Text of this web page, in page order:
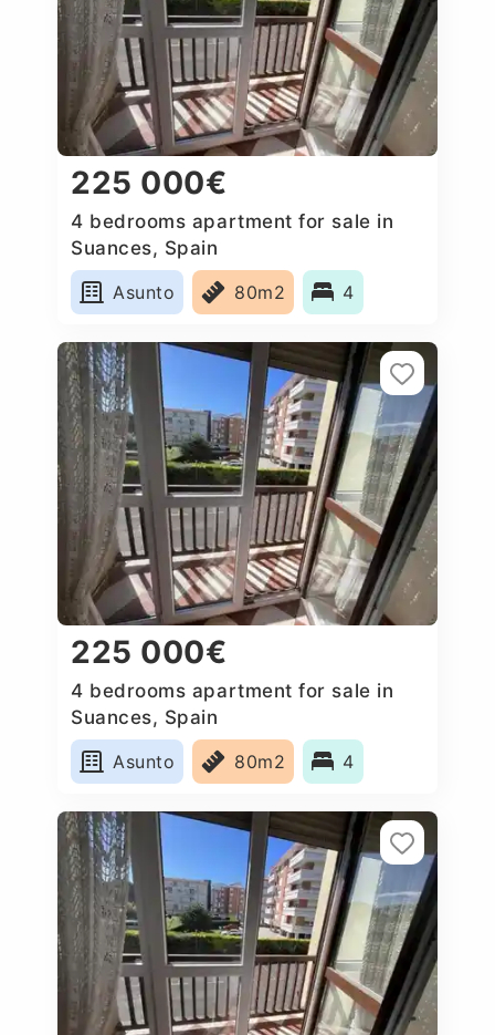
225 000€
4 bedrooms apartment for sale in
Suances, Spain
Asunto
80m2 4
225 000€
4 bedrooms apartment for sale in
Suances, Spain
Asunto
80m2 4